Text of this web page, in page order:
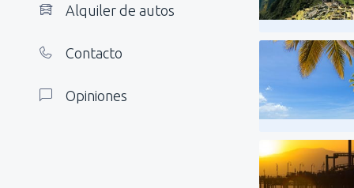
Alquiler de autos
Contacto
Opiniones